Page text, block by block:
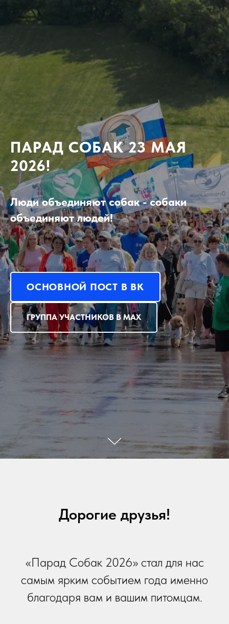
ПАРАД СОБАК 23 МАЯ
2026!
Люди объединяют собак - собаки
объединяют людей!
ОСНОВНОЙ ПОСТ В ВК
ГРУППА УЧАСТНИКОВ В MAX
Дорогие друзья!
«Парад Собак 2026» стал для нас
самым ярким событием года именно
благодаря вам и вашим питомцам.